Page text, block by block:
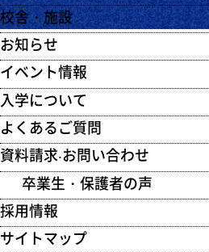
校舎・施設
お知らせ
イベント情報
入学について
よくあるご質問
資料請求‧お問い合わせ
卒業生・保護者の声
採用情報
サイトマップ